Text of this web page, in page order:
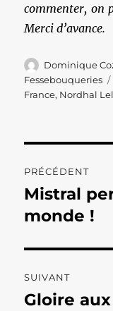
commenter, on
Merci d’avance.
Auteur
Dominique
Fessebouqueries
France, Nordhal
de
l’article
PRÉCÉDENT
Publication
précédente :
Mistral
monde !
SUIVANT
Publication
Gloire